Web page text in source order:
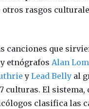
rasgos
que
etnógrafosAlan
yLead Belly al
culturas. El sistema,
clasifica las